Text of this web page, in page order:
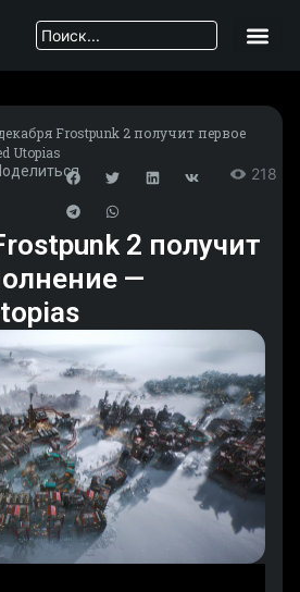
Frostpunk 2 получит первое
Utopias
218
2 получит
—